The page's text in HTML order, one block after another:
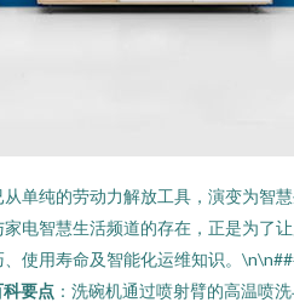
单纯的劳动力解放工具，演变为智
电智慧生活频道的存在，正是为了
使用寿命及智能化运维知识。
科要点 ：洗碗机通过喷射臂的高温喷